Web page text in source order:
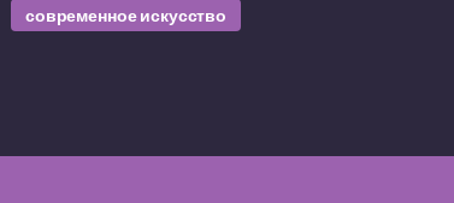
современное искусство